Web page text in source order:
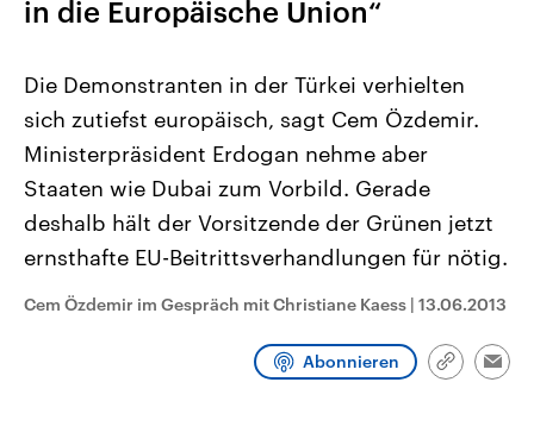
Landtagswahl Sachsen-Anhalt
Alle Informationen
Sachsen-Anhalt wählt am 6.
September 2026 einen neuen
Bundesland von einer Koalition aus
Wahlprogramme, aktuelle Berichte
und Hintergründe zu den Parteien
USA
Hintergründe
Wirtschaftlich und
gehören die Vereinigten
mit großem Einfluss auf
Programm Podcasts
in die Europäische Union“
Die Demonstranten in der Türkei verhielten
sich zutiefst europäisch, sagt Cem Özdemir.
Ministerpräsident Erdogan nehme aber
Staaten wie Dubai zum Vorbild. Gerade
deshalb hält der Vorsitzende der Grünen jetzt
ernsthafte EU-Beitrittsverhandlungen für nötig.
Cem Özdemir im Gespräch mit Christiane Kaess | 13.06.2013
Abonnieren
Link